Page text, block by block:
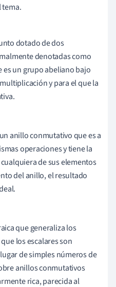
tema.
dotado de dos
denotadas como
un grupo abeliano bajo
y para el que la
anillo conmutativo que es a
operaciones y tiene la
de sus elementos
del anillo, el resultado
que generaliza los
que los escalares son
de simples números de
anillos conmutativos
rica, parecida al